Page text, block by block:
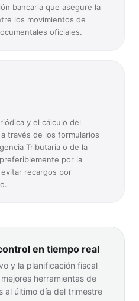
bancaria que asegure la
los movimientos de
oficiales.
y el cálculo del
través de los formularios
Tributaria o de la
por la
recargos por
en tiempo real
y la planificación fiscal
herramientas de
al último día del trimestre